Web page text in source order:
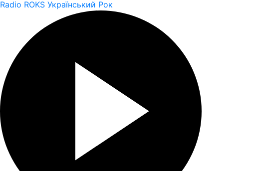
Radio ROKS Український Рок